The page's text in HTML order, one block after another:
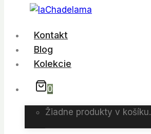
Kontakt
Blog
Kolekcie
0
Žiadne produkty v košíku.